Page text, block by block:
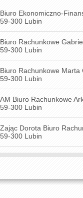
Biuro Ekonomiczno-
59-300 Lubin
Biuro Rachunkowe
59-300 Lubin
Biuro Rachunkowe Marta
59-300 Lubin
AM Biuro Rachunkowe
59-300 Lubin
Zając Dorota Biuro
59-300 Lubin